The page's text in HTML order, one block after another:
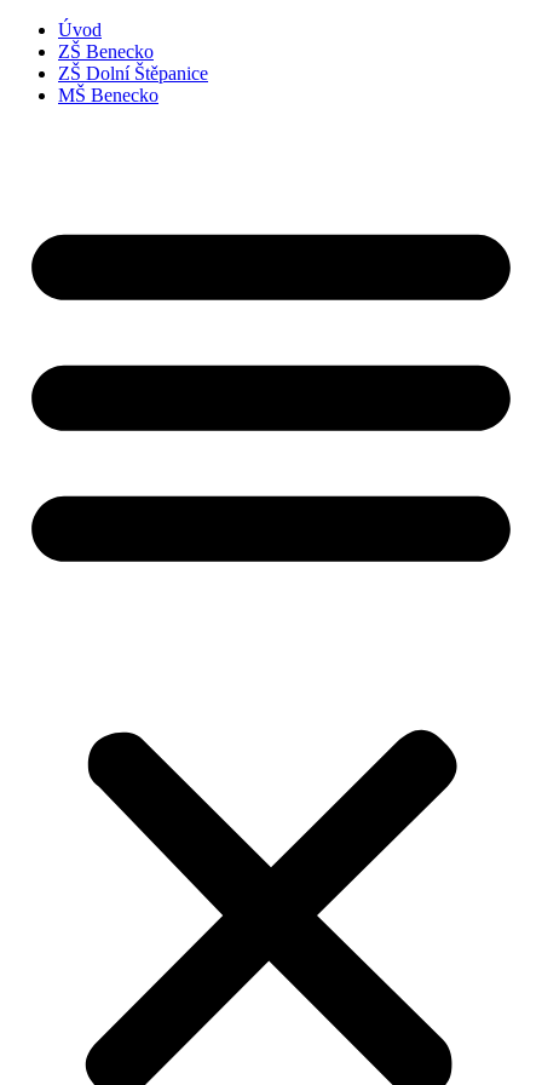
Úvod
ZŠ Benecko
ZŠ Dolní Štěpanice
MŠ Benecko